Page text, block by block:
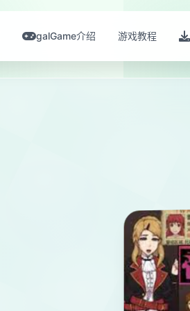
galGame介绍 游戏教程